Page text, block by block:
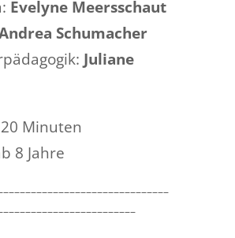
Evelyne Meersschaut
Schumacher
Juliane
20 Minuten
8 Jahre